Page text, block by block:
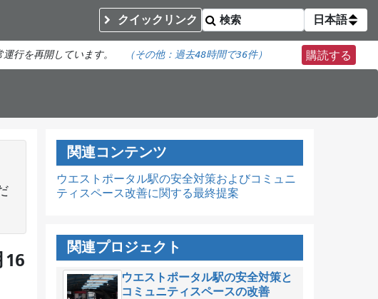
クイックリンク 日本語
行を再開しています。 （その他： 過去48時間で36件） 購読する
関連コンテンツ
ウエストポータル駅の安全対策およびコミュニ
ティスペース改善に関する最終提案
関連プロジェクト
ウエストポータル駅の安全対策と
コミュニティスペースの改善